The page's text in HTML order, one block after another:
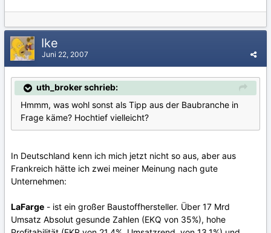
Ike
Juni 22, 2007
uth_broker schrieb:
Hmmm, was wohl sonst als Tipp aus der Baubranche in
Frage käme? Hochtief vielleicht?
In Deutschland kenn ich mich jetzt nicht so aus, aber aus
Frankreich hätte ich zwei meiner Meinung nach gute
Unternehmen:
LaFarge - ist ein großer Baustoffhersteller. Über 17 Mrd
Umsatz Absolut gesunde Zahlen (EKQ von 35%), hohe